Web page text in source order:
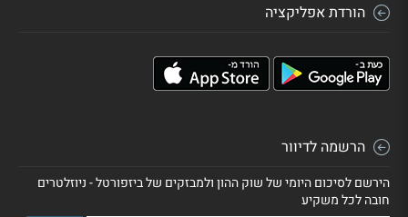
הורדת אפליקציה
הרשמה לדיוור
הירשם לסיכום היומי של שוק ההון ולמבזקים של ביזפורטל - ניוזלטרים
חובה לכל משקיע